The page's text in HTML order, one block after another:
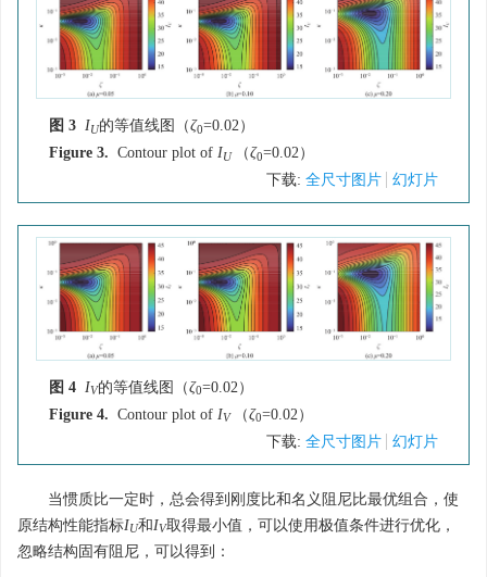
图 3 IU的等值线图（ζ0=0.02）
Figure 3. Contour plot of IU （ζ0=0.02）
下载: 全尺寸图片 幻灯片
图 4 IV的等值线图（ζ0=0.02）
Figure 4. Contour plot of IV （ζ0=0.02）
下载: 全尺寸图片 幻灯片
当惯质比一定时，总会得到刚度比和名义阻尼比最优组合，使
原结构性能指标IU和IV取得最小值，可以使用极值条件进行优化，
忽略结构固有阻尼，可以得到：